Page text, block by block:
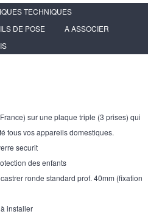
TECHNIQUES
DE POSE
A ASSOCIER
sur une plaque triple (3 prises) qui
tous vos appareils domestiques.
securit
des enfants
ronde standard prof. 40mm (fixation
installer